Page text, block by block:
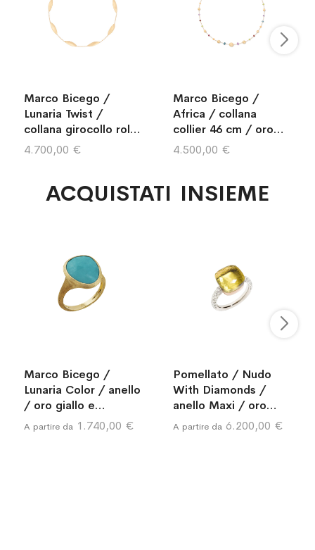
Marco Bicego /
Lunaria Twist /
collana girocollo rolò
42 cm / oro giallo
4.700,00 €
Marco Bicego /
Africa / collana
collier 46 cm / oro
giallo e pietre
multicolore
4.500,00 €
ACQUISTATI INSIEME
Marco Bicego /
Lunaria Color / anello
/ oro giallo e
turchese
A partire da 1.740,00 €
Pomellato / Nudo
With Diamonds /
anello Maxi / oro
bianco, oro rosa,
quarzo lemon e
A partire da 6.200,00 €